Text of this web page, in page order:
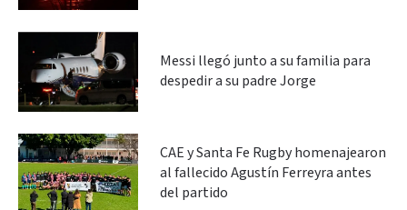
Messi llegó junto a su familia para
despedir a su padre Jorge
CAE y Santa Fe Rugby homenajearon
al fallecido Agustín Ferreyra antes
del partido